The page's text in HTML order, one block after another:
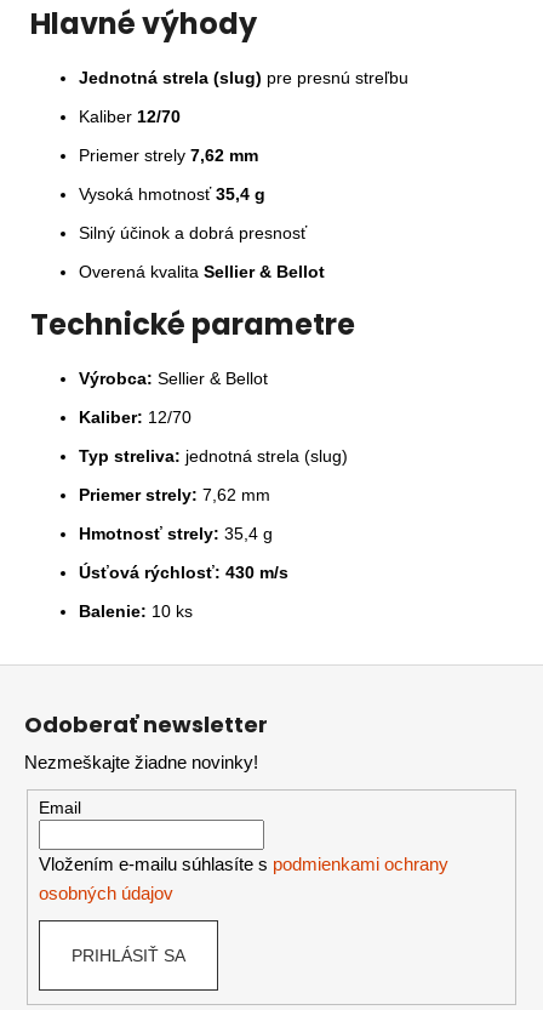
Hlavné výhody
Jednotná strela (slug) pre presnú streľbu
Kaliber 12/70
Priemer strely 7,62 mm
Vysoká hmotnosť35,4 g
Silný účinok a dobrá presnosť
Overená kvalita Sellier & Bellot
Technické parametre
Výrobca: Sellier & Bellot
Kaliber: 12/70
Typ streliva: jednotná strela (slug)
Priemer strely: 7,62 mm
Hmotnosť strely: 35,4 g
Úsťová rýchlosť: 430 m/s
Balenie: 10 ks
Odoberať newsletter
Nezmeškajte žiadne novinky!
Email
Vložením e-mailu súhlasíte s podmienkami ochrany
osobných údajov
PRIHLÁSIŤ SA